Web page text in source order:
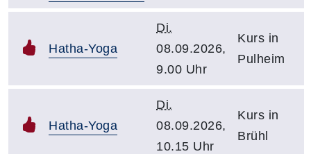
Hatha-Yoga
Di.
08.09.2026,
9.00 Uhr
Kurs in
Pulheim
Hatha-Yoga
Di.
08.09.2026,
10.15 Uhr
Kurs in
Brühl